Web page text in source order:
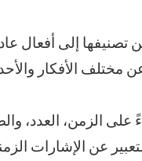
تصنيفها إلى أفعال
مختلف الأفكار
على الزمن، العدد،
عن الإشارات